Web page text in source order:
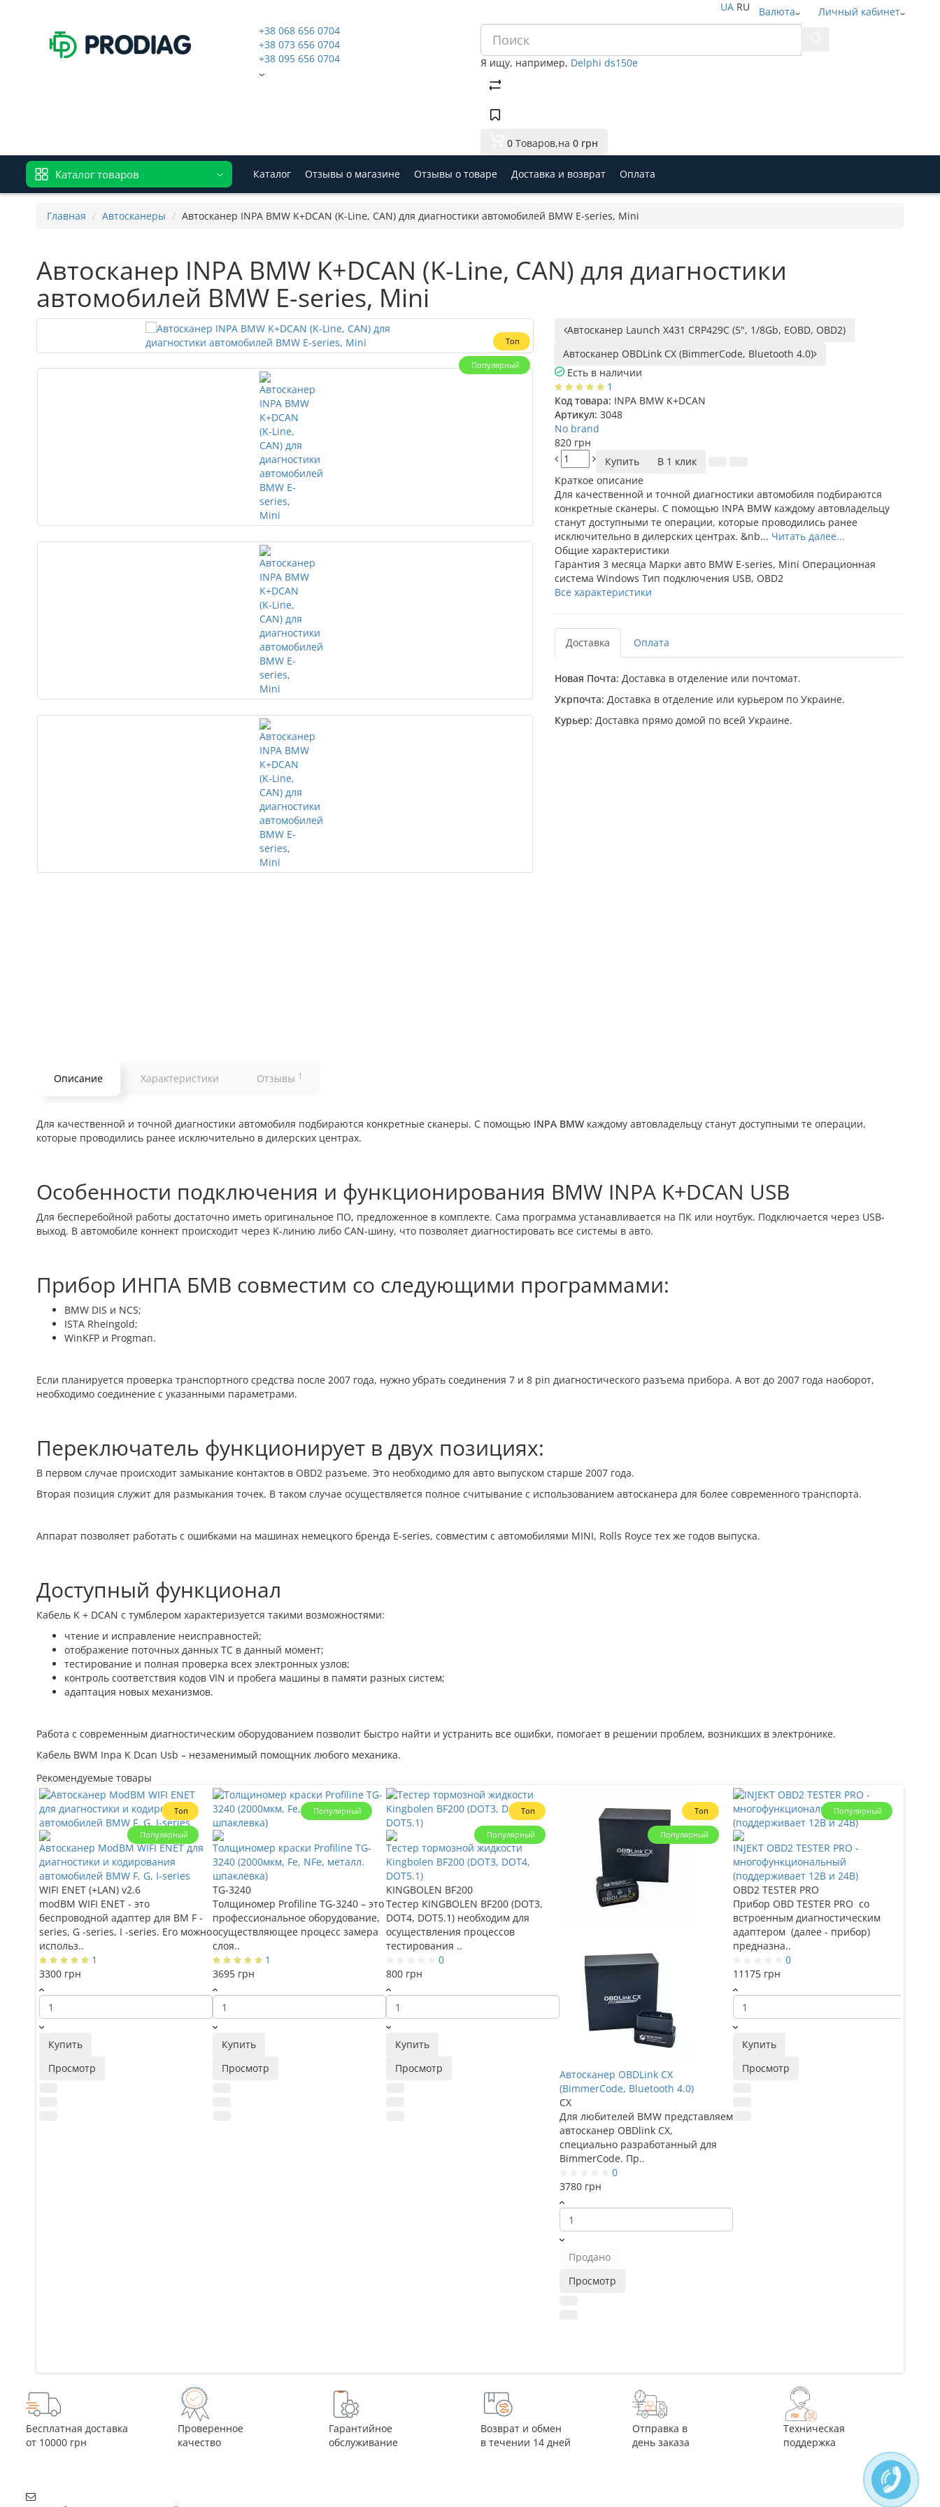
Личный кабинет
Валюта
UA RU
+38 068 656 0704
+38 073 656 0704
+38 095 656 0704
Я ищу, например, Delphi ds150e
0 Tоваров,на0 грн
Каталог товаров Каталог Отзывы о магазине Отзывы о товаре Доставка и возврат Оплата
Главная Автосканеры Автосканер INPA BMW K+DCAN (K-Line, CAN) для диагностики автомобилей BMW E-series, Mini
Автосканер INPA BMW K+DCAN (K-Line, CAN) для диагностики
автомобилей BMW E-series, Mini
Топ
Популярный
Автосканер Launch X431 CRP429C (5", 1/8Gb, EOBD, OBD2)
Автосканер OBDLink CX (BimmerCode, Bluetooth 4.0)
Есть в наличии
1
Код товара: INPA BMW K+DCAN
Артикул: 3048
No brand
820 грн
Купить
В 1 клик
Краткое описание
Для качественной и точной диагностики автомобиля подбираются
конкретные сканеры. С помощью INPA BMW каждому автовладельцу
станут доступными те операции, которые проводились ранее
исключительно в дилерских центрах. &nb... Читать далее...
Общие характеристики
Гарантия 3 месяца Марки авто BMW E-series, Mini Операционная
система Windows Тип подключения USB, OBD2
Все характеристики
Доставка Оплата
Новая Почта: Доставка в отделение или почтомат.
Укрпочта: Доставка в отделение или курьером по Украине.
Курьер: Доставка прямо домой по всей Украине.
Описание Характеристики Отзывы 1
Для качественной и точной диагностики автомобиля подбираются конкретные сканеры. С помощью INPA BMW каждому автовладельцу станут доступными те операции,
которые проводились ранее исключительно в дилерских центрах.
Особенности подключения и функционирования BMW INPA K+DCAN USB
Для бесперебойной работы достаточно иметь оригинальное ПО, предложенное в комплекте. Сама программа устанавливается на ПК или ноутбук. Подключается через USB-
выход. В автомобиле коннект происходит через K-линию либо CAN-шину, что позволяет диагностировать все системы в авто.
Прибор ИНПА БМВ совместим со следующими программами:
BMW DIS и NCS;
ISTA Rheingold;
WinKFP и Progman.
Если планируется проверка транспортного средства после 2007 года, нужно убрать соединения 7 и 8 pin диагностического разъема прибора. А вот до 2007 года наоборот,
необходимо соединение с указанными параметрами.
Переключатель функционирует в двух позициях:
В первом случае происходит замыкание контактов в OBD2 разъеме. Это необходимо для авто выпуском старше 2007 года.
Вторая позиция служит для размыкания точек. В таком случае осуществляется полное считывание с использованием автосканера для более современного транспорта.
Аппарат позволяет работать с ошибками на машинах немецкого бренда E-series, совместим с автомобилями MINI, Rolls Royce тех же годов выпуска.
Доступный функционал
Кабель K + DCAN с тумблером характеризуется такими возможностями:
чтение и исправление неисправностей;
отображение поточных данных ТС в данный момент;
тестирование и полная проверка всех электронных узлов;
контроль соответствия кодов VIN и пробега машины в памяти разных систем;
адаптация новых механизмов.
Работа с современным диагностическим оборудованием позволит быстро найти и устранить все ошибки, помогает в решении проблем, возникших в электронике.
Кабель BWM Inpa K Dcan Usb – незаменимый помощник любого механика.
Рекомендуемые товары
Топ
Популярный
Автосканер ModBM WIFI ENET для
диагностики и кодирования
автомобилей BMW F, G, I-series
WIFI ENET (+LAN) v2.6
modBM WIFI ENET - это
беспроводной адаптер для BM F -
series, G -series, I -series. Его можно
использ..
1
3300 грн
Купить
Просмотр
Популярный
Толщиномер краски Profiline TG-
3240 (2000мкм, Fe, NFe, металл.
шпаклевка)
TG-3240
Толщиномер Profiline TG-3240 – это
профессиональное оборудование,
осуществляющее процесс замера
слоя..
1
3695 грн
Купить
Просмотр
Топ
Популярный
Тестер тормозной жидкости
Kingbolen BF200 (DOT3, DOT4,
DOT5.1)
KINGBOLEN BF200
Тестер KINGBOLEN BF200 (DOT3,
DOT4, DOT5.1) необходим для
осуществления процессов
тестирования ..
0
800 грн
Купить
Просмотр
Топ
Популярный
Автосканер OBDLink CX
(BimmerCode, Bluetooth 4.0)
CX
Для любителей BMW представляем
автосканер OBDlink CX,
специально разработанный для
BimmerCode. Пр..
0
3780 грн
Продано
Просмотр
Популярный
INJEKT OBD2 TESTER PRO -
многофункциональный
(поддерживает 12В и 24В)
OBD2 TESTER PRO
Прибор OBD TESTER PRO со
встроенным диагностическим
адаптером (далее - прибор)
предназна..
0
11175 грн
Купить
Просмотр
Бесплатная доставка
от 10000 грн
Проверенное
качество
Гарантийное
обслуживание
Возврат и обмен
в течении 14 дней
Отправка в
день заказа
Техническая
поддержка